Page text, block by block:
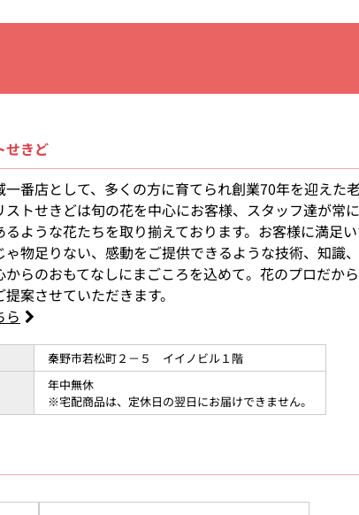
せきど
一番店として、多くの方に育てられ創業70年を迎えた
ストせきどは旬の花を中心にお客様、スタッフ達が常
るような花たちを取り揃えております。お客様に満足
ゃ物足りない、感動をご提供できるような技術、知識
からのおもてなしにまごころを込めて。花のプロだか
案させていただきます。
ら
秦野市若松町２－５ イイノビル１階
年中無休
※宅配商品は、定休日の翌日にお届けできません。